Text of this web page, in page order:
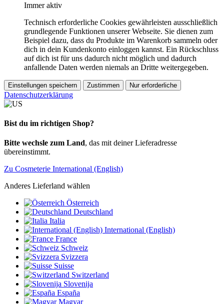
Immer aktiv
Technisch erforderliche Cookies gewährleisten ausschließlich
grundlegende Funktionen unserer Webseite. Sie dienen zum
Beispiel dazu, dass du Produkte im Warenkorb sammeln oder
dich in dein Kundenkonto einloggen kannst. Ein Rückschluss
auf dich ist für uns dadurch nicht möglich und dadurch
anfallende Daten werden niemals an Dritte weitergegeben.
Einstellungen speichern Zustimmen Nur erforderliche
Datenschutzerklärung
Bist du im richtigen Shop?
Bitte wechsle zum Land, das mit deiner Lieferadresse
übereinstimmt.
Zu Cosmeterie International (English)
Anderes Lieferland wählen
Österreich
Deutschland
Italia
International (English)
France
Schweiz
Svizzera
Suisse
Switzerland
Slovenija
España
Magyar